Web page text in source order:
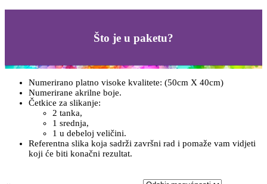
Što je u paketu?
Numerirano platno visoke kvalitete: (50cm X 40cm)
Numerirane akrilne boje.
Četkice za slikanje:
2 tanka,
1 srednja,
1 u debeloj veličini.
Referentna slika koja sadrži završni rad i pomaže vam vidjeti
koji će biti konačni rezultat.